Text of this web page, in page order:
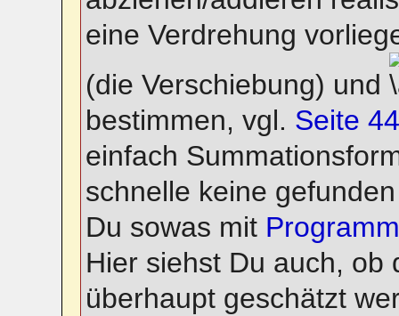
eine Verdrehung
(die Verschiebung) und
bestimmen, vgl. Seite
einfach
schnelle keine
Du sowas mit
Hier siehst Du auch, ob
überhaupt geschätzt